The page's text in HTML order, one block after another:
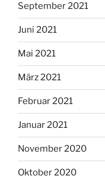
September 2021
Juni 2021
Mai 2021
März 2021
Februar 2021
Januar 2021
November 2020
Oktober 2020